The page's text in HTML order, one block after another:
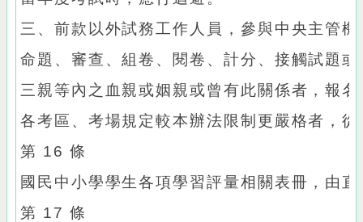
三、前款以外試務工作人員，參與中央主管
命題、審查、組卷、閱卷、計分、接觸試題
三親等內之血親或姻親或曾有此關係者，報
各考區、考場規定較本辦法限制更嚴格者，
第 16 條
國民中小學學生各項學習評量相關表冊，由
第 17 條